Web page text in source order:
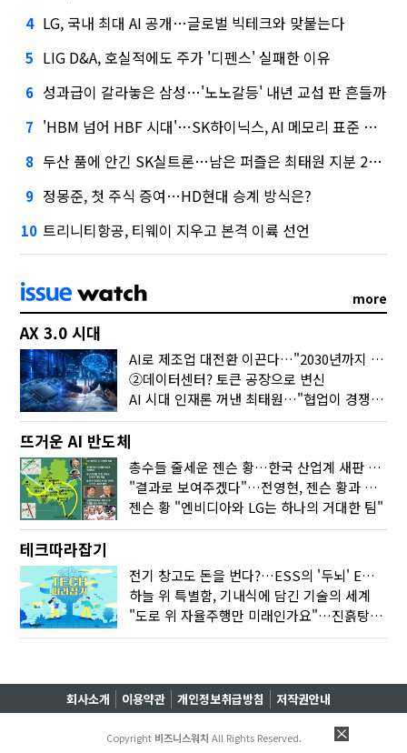
4 LG, 국내 최대 AI 공개…글로벌 빅테크와 맞붙는다
5 LIG D&A, 호실적에도 주가 '디펜스' 실패한 이유
6 성과급이 갈라놓은 삼성…'노노갈등' 내년 교섭 판 흔들까
7 'HBM 넘어 HBF 시대'…SK하이닉스, AI 메모리 표준 선점 나섰다
8 두산 품에 안긴 SK실트론…남은 퍼즐은 최태원 지분 29.4%
9 정몽준, 첫 주식 증여…HD현대 승계 방식은?
10 트리니티항공, 티웨이 지우고 본격 이륙 선언
more
AX 3.0 시대
AI로 제조업 대전환 이끈다…"2030년까지 민관합동 20조 투자"
②데이터센터? 토큰 공장으로 변신
AI 시대 인재론 꺼낸 최태원…"협업이 경쟁력"
뜨거운 AI 반도체
총수들 줄세운 젠슨 황…한국 산업계 새판 짰다
"결과로 보여주겠다"…전영현, 젠슨 황과 HBM5 논의
젠슨 황 "엔비디아와 LG는 하나의 거대한 팀"
테크따라잡기
전기 창고도 돈을 번다?…ESS의 '두뇌' EMO가 뭐길래
하늘 위 특별함, 기내식에 담긴 기술의 세계
"도로 위 자율주행만 미래인가요"…진흙탕서 길 내는 HD현대 AI 기술
회사소개 이용약관 개인정보취급방침 저작권안내
Copyright 비즈니스워치 All Rights Reserved.